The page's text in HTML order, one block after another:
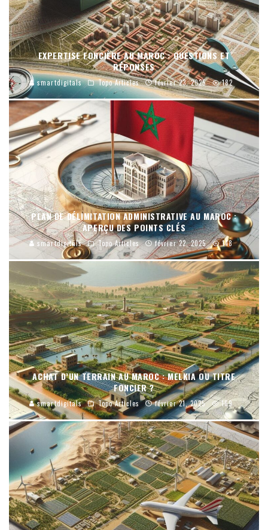
EXPERTISE FONCIÈRE AU MAROC : QUESTIONS ET
RÉPONSES
smartdigitals Topo Articles février 23, 2025 182
PLAN DE DÉLIMITATION ADMINISTRATIVE AU MAROC :
APERÇU DES POINTS CLÉS
smartdigitals Topo Articles février 22, 2025 148
ACHAT D’UN TERRAIN AU MAROC : MELKIA OU TITRE
FONCIER ?
smartdigitals Topo Articles février 21, 2025 169